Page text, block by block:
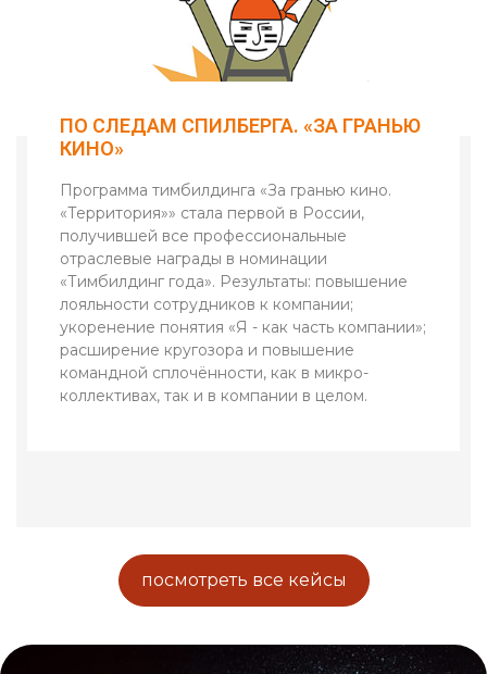
ПО СЛЕДАМ СПИЛБЕРГА. «ЗА ГРАНЬЮ
КИНО»
Программа тимбилдинга «За гранью кино.
«Территория»» стала первой в России,
получившей все профессиональные
отраслевые награды в номинации
«Тимбилдинг года». Результаты: повышение
лояльности сотрудников к компании;
укоренение понятия «Я - как часть компании»;
расширение кругозора и повышение
командной сплочённости, как в микро-
коллективах, так и в компании в целом.
посмотреть все кейсы